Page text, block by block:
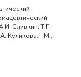
Сливкин, Т.Г.
Куликова. - М.,